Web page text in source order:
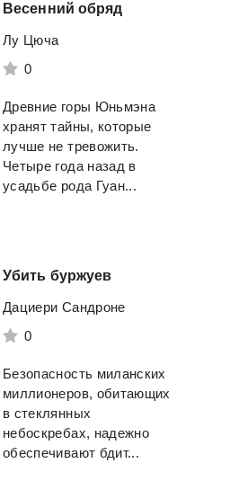
Весенний обряд
Лу Цюча
0
Древние горы Юньмэна
хранят тайны, которые
лучше не тревожить.
Четыре года назад в
усадьбе рода Гуан...
Убить буржуев
Дациери Сандроне
0
Безопасность миланских
миллионеров, обитающих
в стеклянных
небоскребах, надежно
обеспечивают бдит...